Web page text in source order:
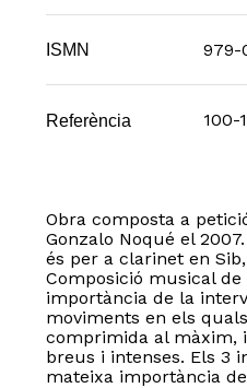
ISMN 979-
Referència 100-
Obra composta a
Gonzalo Noqué el
és per a clarinet en
Composició musical
importància de la
moviments en els
comprimida al màxim,
breus i intenses. Els 3
mateixa importància